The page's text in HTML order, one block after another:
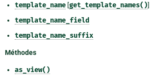
template_name [get_template_names()]
template_name_field
template_name_suffix
Méthodes
as_view()